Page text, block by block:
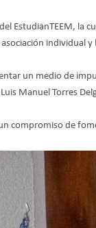
EstudianTEEM, la
individual
un medio de
Manuel Torres
compromiso de